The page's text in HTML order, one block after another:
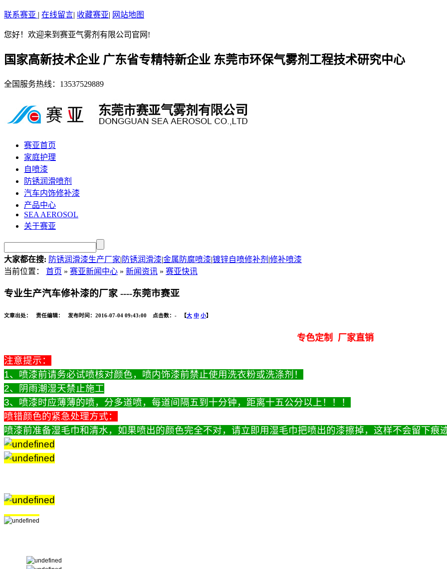
联系赛亚 | 在线留言| 收藏赛亚| 网站地图
您好！欢迎来到赛亚气雾剂有限公司官网!
国家高新技术企业 广东省专精特新企业 东莞市环保气雾剂工程技术研究中心
全国服务热线： 13537529889
赛亚首页
家庭护理
自喷漆
防锈润滑喷剂
汽车内饰修补漆
产品中心
SEA AEROSOL
关于赛亚
大家都在搜: 防锈润滑漆生产厂家| 防锈润滑漆|金属防腐喷漆|镀锌自喷修补剂 |修补喷漆
当前位置：
首页 » 赛亚新闻中心 » 新闻资讯 » 赛亚快讯
专业生产汽车修补漆的厂家 ----东莞市赛亚
文章出处： 责任编辑： 发布时间：2016-07-04 09:43:00 点击数： - 【大 中 小】
专色定制 厂家直销
注意提示：
1、喷漆前请务必试喷核对颜色，喷内饰漆前禁止使用洗衣粉或洗涤剂！
2、阴雨潮湿天禁止施工
3、喷漆时应薄薄的喷，分多道喷，每道间隔五到十分钟，距离十五公分以上！！！
喷错颜色的紧急处理方式：
喷漆前准备湿毛巾和清水，如果喷出的颜色完全不对，请立即用湿毛巾把喷出的漆擦掉，这样不会留下痕